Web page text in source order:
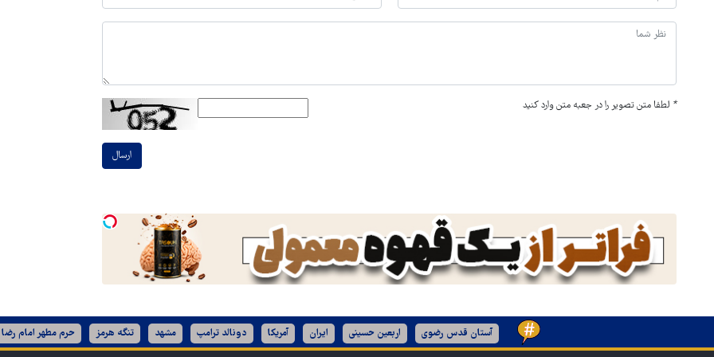
* لطفا متن تصویر را در جعبه متن وارد کنید
ارسال
آستان قدس رضوی اربعین حسینی ایران آمریکا دونالد ترامپ مشهد تنگه هرمز حرم مطهر امام